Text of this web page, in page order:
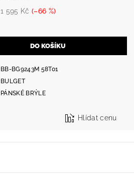
1 595 Kč (–66 %)
BB-BG9243M 58T01
BULGET
PÁNSKÉ BRÝLE
Hlídat cenu